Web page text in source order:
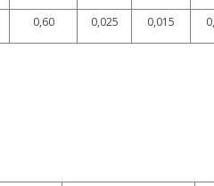
0,60 0,025 0,015